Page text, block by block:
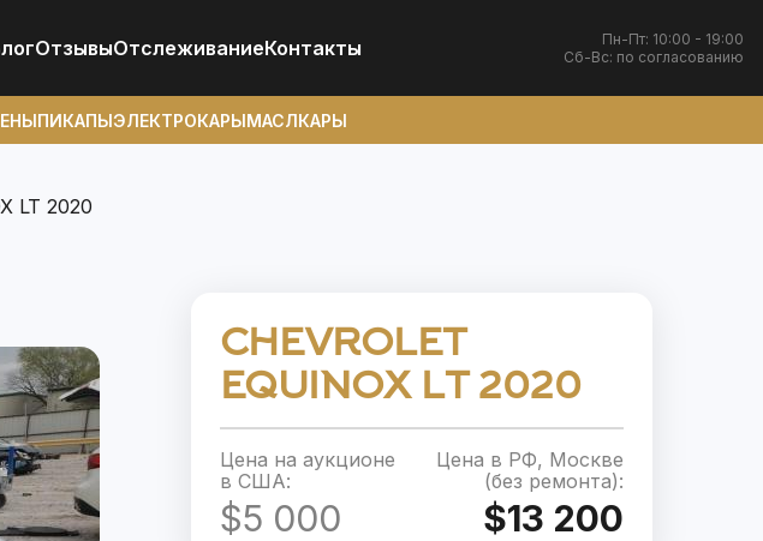
ОтзывыОтcлеживаниеКонтакты
Пн-Пт: 10:00 - 19:00
Сб-Вс: по согласованию
ПИКАПЫЭЛЕКТРОКАРЫМАСЛКАРЫ
LT 2020
CHEVROLET
EQUINOX LT 2020
Цена на аукционе
в США:
$5 000
Цена в РФ, Москве
(без ремонта):
$13 200